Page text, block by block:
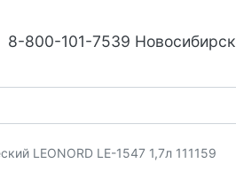
8-800-101-7539 Новосибирск
LEONORD LE-1547 1,7л 111159